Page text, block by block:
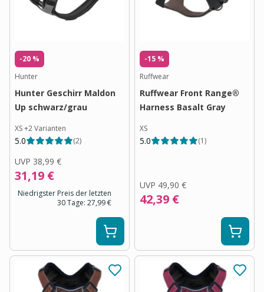
-20 %
Hunter
Hunter Geschirr Maldon
Up schwarz/grau
XS+2Varianten
5.0 (2)
UVP 38,99 €
31,19 €
Niedrigster Preis der letzten
30 Tage: 27,99 €
-15 %
Ruffwear
Ruffwear Front Range®
Harness Basalt Gray
XS
5.0 (1)
UVP 49,90 €
42,39 €